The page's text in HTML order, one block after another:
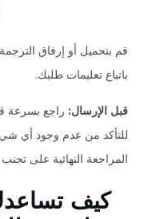
قم بتحميل أو إرفاق
باتباع تعليمات طلبك.
قبل الإرسال:
للتأكد من عدم وجود أي
المراجعة النهائية على